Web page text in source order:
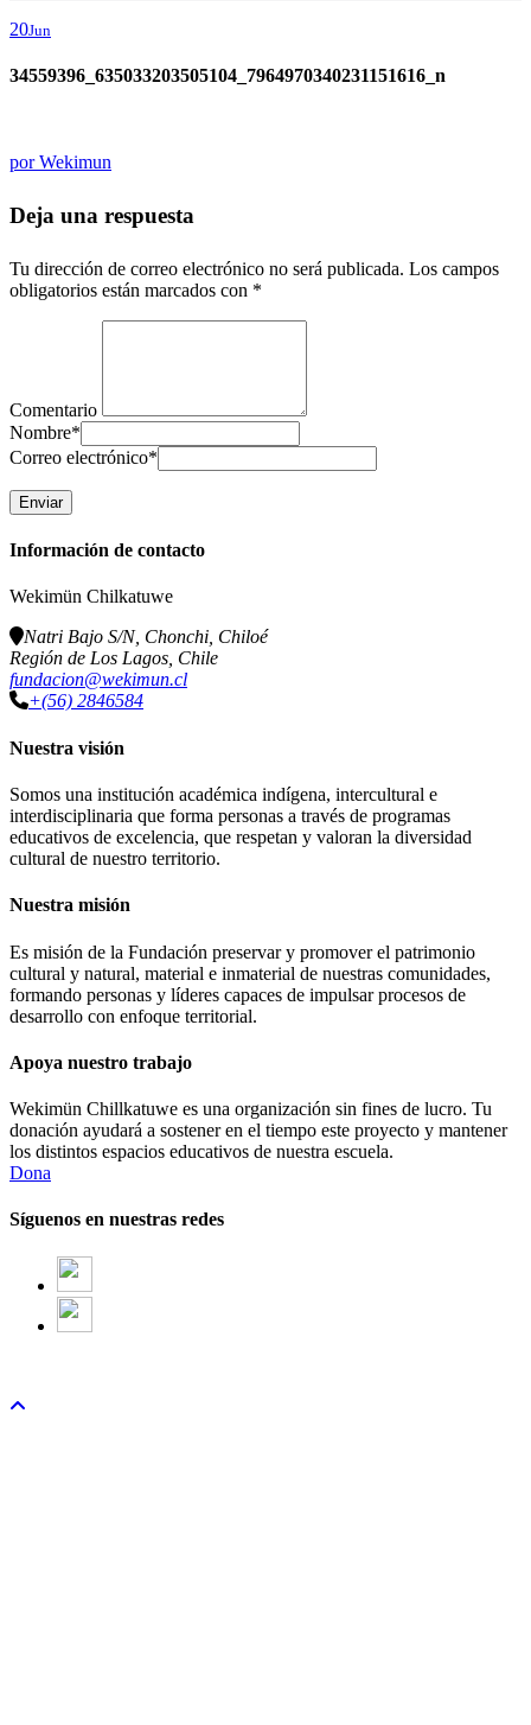
20Jun
34559396_635033203505104_7964970340231151616_n
porWekimun
Deja una respuesta
Tu dirección de correo electrónico no será publicada. Los campos
obligatorios están marcados con *
Comentario
Nombre*
Correo electrónico*
Información de contacto
Wekimün Chilkatuwe
Natri Bajo S/N, Chonchi, Chiloé
Región de Los Lagos, Chile
fundacion@wekimun.cl
+(56) 2846584
Nuestra visión
Somos una institución académica indígena, intercultural e
interdisciplinaria que forma personas a través de programas
educativos de excelencia, que respetan y valoran la diversidad
cultural de nuestro territorio.
Nuestra misión
Es misión de la Fundación preservar y promover el patrimonio
cultural y natural, material e inmaterial de nuestras comunidades,
formando personas y líderes capaces de impulsar procesos de
desarrollo con enfoque territorial.
Apoya nuestro trabajo
Wekimün Chillkatuwe es una organización sin fines de lucro. Tu
donación ayudará a sostener en el tiempo este proyecto y mantener
los distintos espacios educativos de nuestra escuela.
Dona
Síguenos en nuestras redes